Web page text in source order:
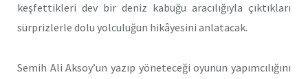
keşfettikleri dev bir deniz kabuğu aracılığıyla çıktıkları
sürprizlerle dolu yolculuğun hikâyesini anlatacak.
Semih Ali Aksoy’un yazıp yöneteceği oyunun yapımcılığını